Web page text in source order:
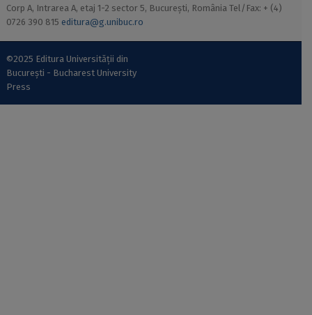
Corp A, Intrarea A, etaj 1-2 sector 5, București, România Tel/Fax: + (4)
0726 390 815 editura@g.unibuc.ro
©2025 Editura Universității din
București - Bucharest University
Press